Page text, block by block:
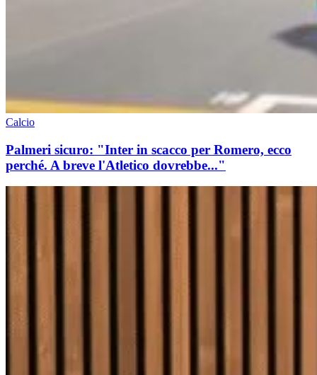
Calcio
Palmeri sicuro: "Inter in scacco per Romero, ecco
perché. A breve l'Atletico dovrebbe..."